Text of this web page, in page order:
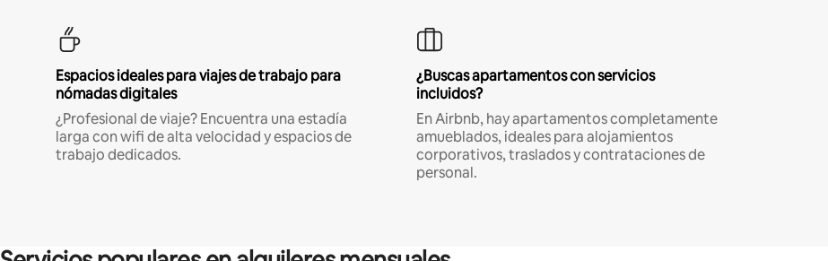
Espacios ideales para viajes de trabajo para
nómadas digitales
¿Profesional de viaje? Encuentra una estadía
larga con wifi de alta velocidad y espacios de
trabajo dedicados.
¿Buscas apartamentos con servicios
incluidos?
En Airbnb, hay apartamentos completamente
amueblados, ideales para alojamientos
corporativos, traslados y contrataciones de
personal.